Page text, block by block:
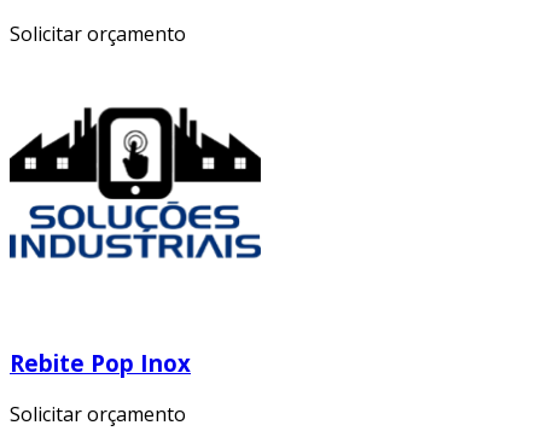
Solicitar orçamento
Rebite Pop Inox
Solicitar orçamento